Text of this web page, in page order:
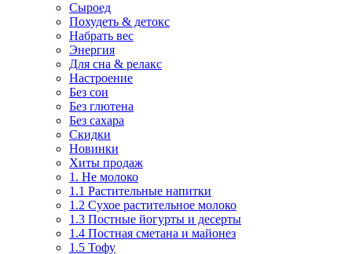
Сыроед
Похудеть & детокс
Набрать вес
Энергия
Для сна & релакс
Настроение
Без сои
Без глютена
Без сахара
Скидки
Новинки
Хиты продаж
1. Не молоко
1.1 Растительные напитки
1.2 Сухое растительное молоко
1.3 Постные йогурты и десерты
1.4 Постная сметана и майонез
1.5 Тофу